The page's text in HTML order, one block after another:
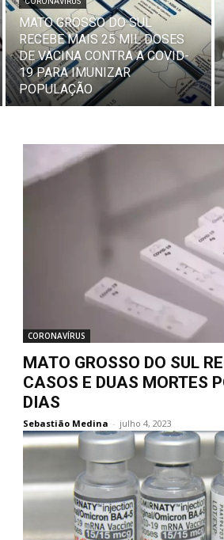
MATO GROSSO DO SUL
RECEBE MAIS 25 MIL DOSES
DE VACINA CONTRA A COVID-
19 PARA IMUNIZAR
POPULAÇÃO
CORONAVÍRUS
MATO GROSSO DO SUL
CASOS E DUAS MORTES
DIAS
Sebastião Medina - julho 4, 2023